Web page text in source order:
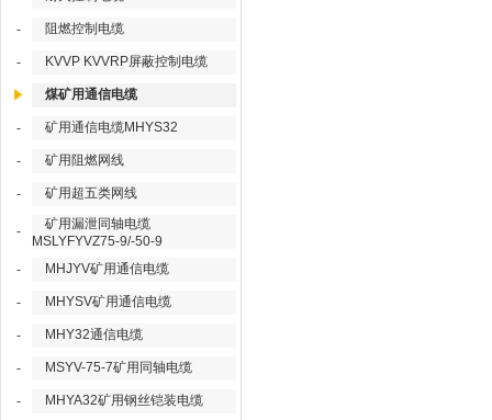
- 阻燃控制电缆
- KVVP KVVRP屏蔽控制电缆
煤矿用通信电缆
- 矿用通信电缆MHYS32
- 矿用阻燃网线
- 矿用超五类网线
-
矿用漏泄同轴电缆
MSLYFYVZ75-9/-50-9
-
MHJYV矿用通信电缆
- MHYSV矿用通信电缆
- MHY32通信电缆
- MSYV-75-7矿用同轴电缆
- MHYA32矿用钢丝铠装电缆